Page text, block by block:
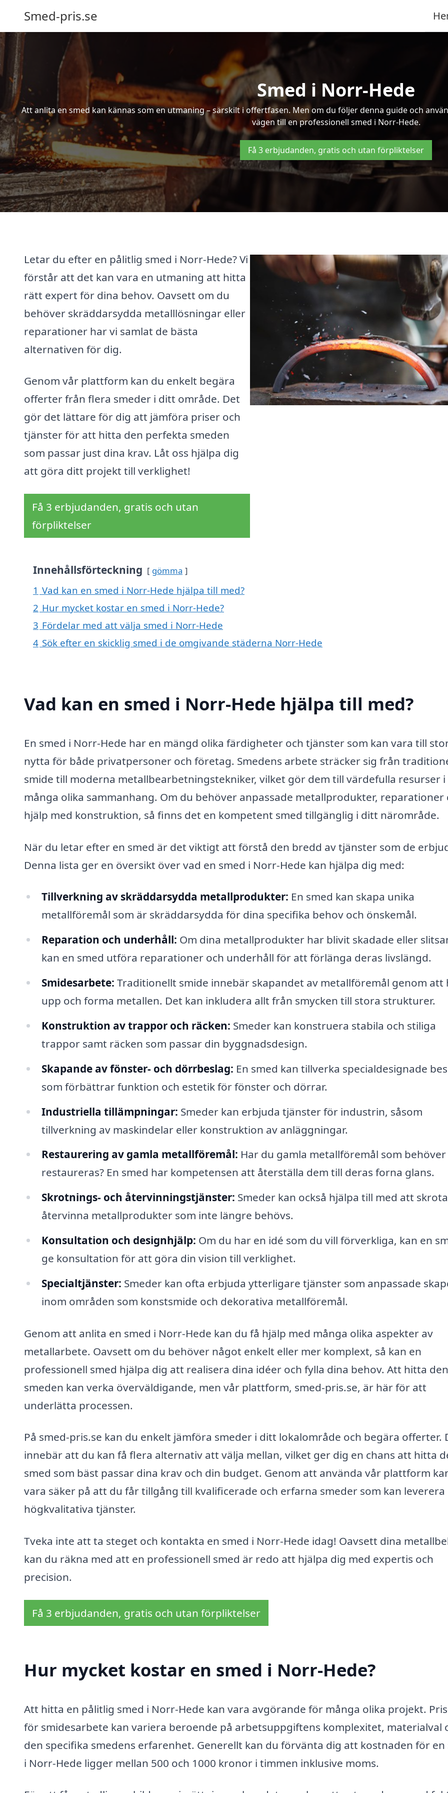
Smed-pris.se
Smed i Norr-Hede
Att anlita en smed kan kännas som en utmaning – särskilt i offertfasen. Men om du följer denna guide och
vägen till en professionell smed i Norr-Hede.
Få 3 erbjudanden, gratis och utan förpliktelser
Letar du efter en pålitlig smed i Norr-Hede? Vi
förstår att det kan vara en utmaning att hitta
rätt expert för dina behov. Oavsett om du
behöver skräddarsydda metalllösningar eller
reparationer har vi samlat de bästa
alternativen för dig.
Genom vår plattform kan du enkelt begära
offerter från flera smeder i ditt område. Det
gör det lättare för dig att jämföra priser och
tjänster för att hitta den perfekta smeden
som passar just dina krav. Låt oss hjälpa dig
att göra ditt projekt till verklighet!
Få 3 erbjudanden, gratis och utan
förpliktelser
Innehållsförteckning gömma
1 Vad kan en smed i Norr-Hede hjälpa till med?
2 Hur mycket kostar en smed i Norr-Hede?
3 Fördelar med att välja smed i Norr-Hede
4 Sök efter en skicklig smed i de omgivande städerna Norr-Hede
Vad kan en smed i Norr-Hede hjälpa till med?
En smed i Norr-Hede har en mängd olika färdigheter och tjänster som kan vara till
nytta för både privatpersoner och företag. Smedens arbete sträcker sig från
smide till moderna metallbearbetningstekniker, vilket gör dem till värdefulla resurser i
många olika sammanhang. Om du behöver anpassade metallprodukter, reparationer
hjälp med konstruktion, så finns det en kompetent smed tillgänglig i ditt närområde.
När du letar efter en smed är det viktigt att förstå den bredd av tjänster som de
Denna lista ger en översikt över vad en smed i Norr-Hede kan hjälpa dig med:
Tillverkning av skräddarsydda metallprodukter: En smed kan skapa unika
metallföremål som är skräddarsydda för dina specifika behov och önskemål.
Reparation och underhåll: Om dina metallprodukter har blivit skadade eller
kan en smed utföra reparationer och underhåll för att förlänga deras livslängd.
Smidesarbete: Traditionellt smide innebär skapandet av metallföremål genom att
upp och forma metallen. Det kan inkludera allt från smycken till stora strukturer.
Konstruktion av trappor och räcken: Smeder kan konstruera stabila och stiliga
trappor samt räcken som passar din byggnadsdesign.
Skapande av fönster- och dörrbeslag: En smed kan tillverka specialdesignade
som förbättrar funktion och estetik för fönster och dörrar.
Industriella tillämpningar: Smeder kan erbjuda tjänster för industrin, såsom
tillverkning av maskindelar eller konstruktion av anläggningar.
Restaurering av gamla metallföremål: Har du gamla metallföremål som behöver
restaureras? En smed har kompetensen att återställa dem till deras forna glans.
Skrotnings- och återvinningstjänster: Smeder kan också hjälpa till med att
återvinna metallprodukter som inte längre behövs.
Konsultation och designhjälp: Om du har en idé som du vill förverkliga, kan en
ge konsultation för att göra din vision till verklighet.
Specialtjänster: Smeder kan ofta erbjuda ytterligare tjänster som anpassade
inom områden som konstsmide och dekorativa metallföremål.
Genom att anlita en smed i Norr-Hede kan du få hjälp med många olika aspekter av
metallarbete. Oavsett om du behöver något enkelt eller mer komplext, så kan en
professionell smed hjälpa dig att realisera dina idéer och fylla dina behov. Att hitta
smeden kan verka överväldigande, men vår plattform, smed-pris.se, är här för att
underlätta processen.
På smed-pris.se kan du enkelt jämföra smeder i ditt lokalområde och begära offerter.
innebär att du kan få flera alternativ att välja mellan, vilket ger dig en chans att hitta
smed som bäst passar dina krav och din budget. Genom att använda vår plattform
vara säker på att du får tillgång till kvalificerade och erfarna smeder som kan leverera
högkvalitativa tjänster.
Tveka inte att ta steget och kontakta en smed i Norr-Hede idag! Oavsett dina
kan du räkna med att en professionell smed är redo att hjälpa dig med expertis och
precision.
Få 3 erbjudanden, gratis och utan förpliktelser
Hur mycket kostar en smed i Norr-Hede?
Att hitta en pålitlig smed i Norr-Hede kan vara avgörande för många olika projekt.
för smidesarbete kan variera beroende på arbetsuppgiftens komplexitet, materialval
den specifika smedens erfarenhet. Generellt kan du förvänta dig att kostnaden för en
i Norr-Hede ligger mellan 500 och 1000 kronor i timmen inklusive moms.